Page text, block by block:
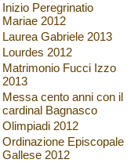
Inizio Peregrinatio
Mariae 2012
Laurea Gabriele 2013
Lourdes 2012
Matrimonio Fucci Izzo
2013
Messa cento anni con il
cardinal Bagnasco
Olimpiadi 2012
Ordinazione Episcopale
Gallese 2012